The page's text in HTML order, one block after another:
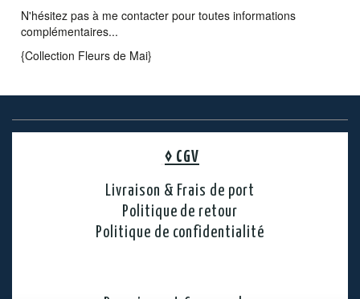
N'hésitez pas à me contacter pour toutes informations
complémentaires...
{Collection Fleurs de Mai}
◊ CGV
Livraison & Frais de port
Politique de retour
Politique de confidentialité